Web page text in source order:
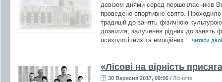
девізом днями серед першокласників
проведено спортивне свято.
традицій до занять фізичною культурою
дозвілля, залучення рідних до занять
психологічних та емоційних...
читати
«Лісові на вірність
30 Вересня 2017, 09:00 / Лісниче